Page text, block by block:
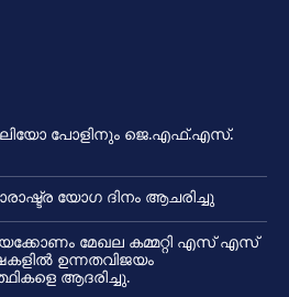
ലിയോ പോളിനും ജെ.എഫ്.എസ്.
യോഗ ദിനം ആചരിച്ചു
മേഖല കമ്മറ്റി എസ് എസ്
ഉന്നതവിജയം
ആദരിച്ചു.